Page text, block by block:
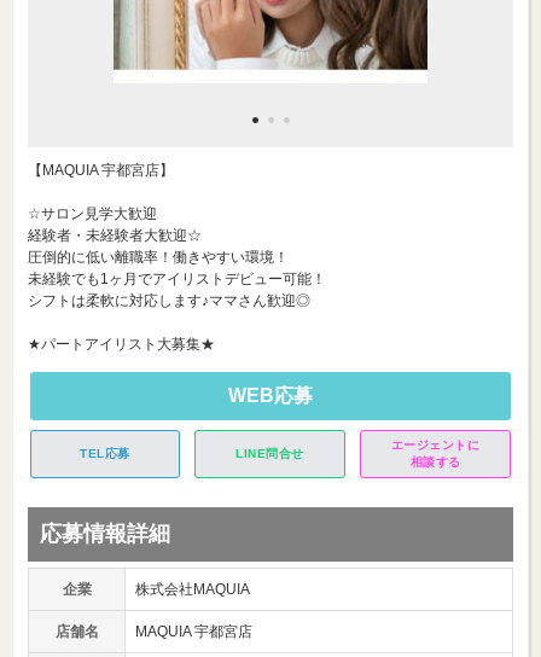
【MAQUIA 宇都宮店】
☆サロン見学大歓迎
経験者・未経験者大歓迎☆
圧倒的に低い離職率！働きやすい環境！
未経験でも1ヶ月でアイリストデビュー可能！
シフトは柔軟に対応します♪ママさん歓迎◎
★パートアイリスト大募集★
WEB応募
TEL応募 LINE問合せ
エージェントに
相談する
応募情報詳細
企業 株式会社MAQUIA
店舗名 MAQUIA 宇都宮店